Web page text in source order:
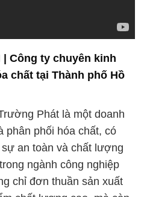
| Công ty chuyên kinh
chất tại Thành phố Hồ
Phát là một doanh
phân phối hóa chất, có
an toàn và chất lượng
ngành công nghiệp
chỉ đơn thuần sản xuất